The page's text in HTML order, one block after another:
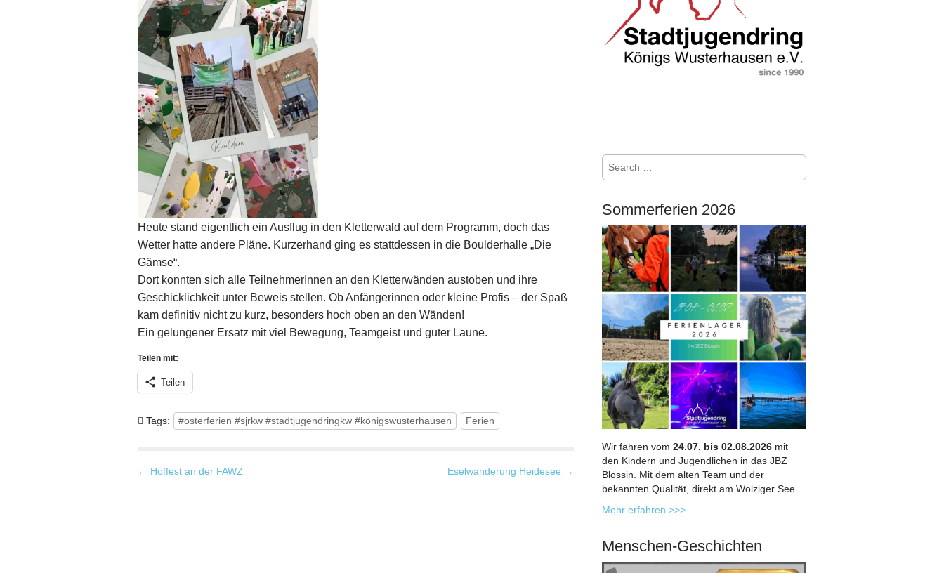
Heute stand eigentlich ein Ausflug in den Kletterwald auf dem Programm, doch das
Wetter hatte andere Pläne. Kurzerhand ging es stattdessen in die Boulderhalle „Die
Gämse“.
Dort konnten sich alle TeilnehmerInnen an den Kletterwänden austoben und ihre
Geschicklichkeit unter Beweis stellen. Ob Anfängerinnen oder kleine Profis – der Spaß
kam definitiv nicht zu kurz, besonders hoch oben an den Wänden!
Ein gelungener Ersatz mit viel Bewegung, Teamgeist und guter Laune.
Teilen mit:
Teilen
Tags: #osterferien #sjrkw #stadtjugendringkw #königswusterhausen Ferien
P
← Hoffest an der FAWZ Eselwanderung Heidesee →
S
r
c
h
f
o
r
:
Sommerferien 2026
Wir fahren vom24.07. bis 02.08.2026 mit
den Kindern und Jugendlichen in das JBZ
Blossin. Mit dem alten Team und der
bekannten Qualität, direkt am Wolziger See…
Mehr erfahren >>>
Menschen-Geschichten